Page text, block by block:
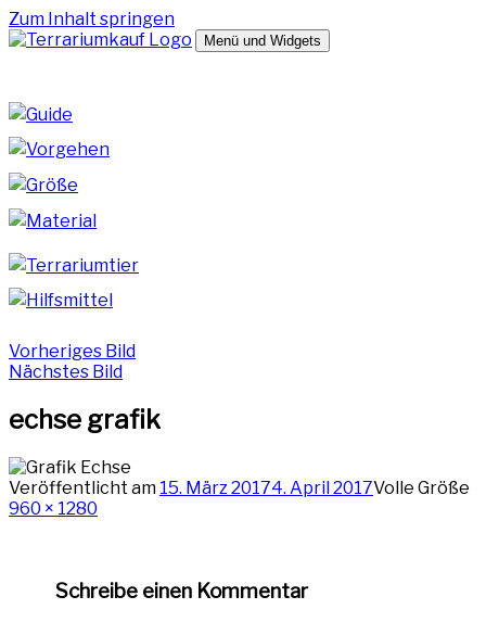
Zum Inhalt springen
Menü und Widgets
Vorheriges Bild
Nächstes Bild
echse grafik
Veröffentlicht am 15. März 20174. April 2017Volle Größe
960 × 1280
Schreibe einen Kommentar